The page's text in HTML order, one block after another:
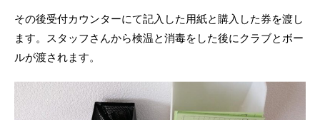
その後受付カウンターにて記入した用紙と購入した券を渡し
ます。スタッフさんから検温と消毒をした後にクラブとボー
ルが渡されます。